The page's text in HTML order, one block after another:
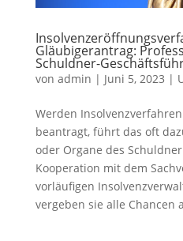
Gläubigerantrag:
Schuldner-
von admin | Juni 5, 2023 |
Werden
beantragt, führt das oft
oder Organe des
Kooperation mit dem
vorläufigen
vergeben sie alle Chancen